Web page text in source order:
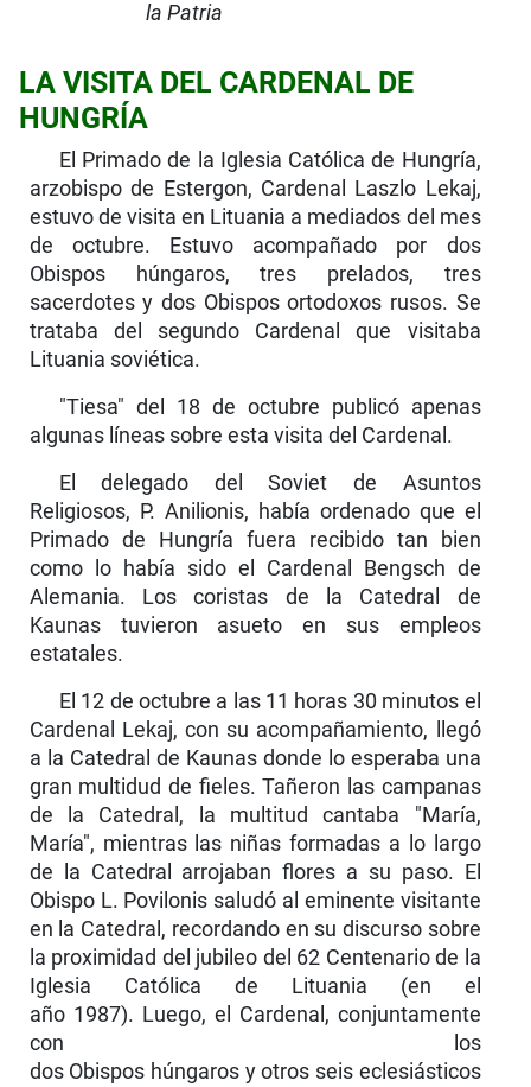
la Patria
LA VISITA DEL CARDENAL DE
HUNGRÍA
El Primado de la Iglesia Católica de Hungría,
arzobispo de Estergon, Cardenal Laszlo Lekaj,
estuvo de visita en Lituania a mediados del mes
de octubre. Estuvo acompañado por dos
Obispos húngaros, tres prelados, tres
sacerdotes y dos Obispos ortodoxos rusos. Se
trataba del segundo Cardenal que visitaba
Lituania soviética.
"Tiesa" del 18 de octubre publicó apenas
algunas líneas sobre esta visita del Cardenal.
El delegado del Soviet de Asuntos
Religiosos, P. Anilionis, había ordenado que el
Primado de Hungría fuera recibido tan bien
como lo había sido el Cardenal Bengsch de
Alemania. Los coristas de la Catedral de
Kaunas tuvieron asueto en sus empleos
estatales.
El 12 de octubre a las 11 horas 30 minutos el
Cardenal Lekaj, con su acompañamiento, llegó
a la Catedral de Kaunas donde lo esperaba una
gran multidud de fieles. Tañeron las campanas
de la Catedral, la multitud cantaba "María,
María", mien­tras las niñas formadas a lo largo
de la Catedral arrojaban flores a su paso. El
Obispo L. Povilonis saludó al eminente visitante
en la Catedral, recordan­do en su discurso sobre
la proximidad del jubileo del 62 Centenario de la
Iglesia Católica de Lituania (en el
año 1987). Luego, el Cardenal, conjuntamente
con los
dos Obispos húngaros y otros seis eclesiásticos